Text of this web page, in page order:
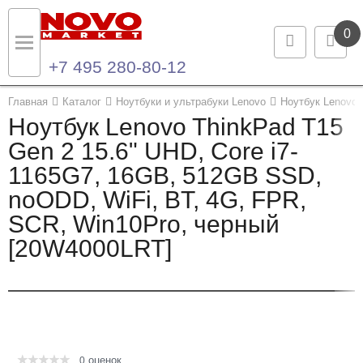
0
+7 495 280-80-12
Главная Каталог Ноутбуки и ультрабуки Lenovo Ноутбук
Ноутбук Lenovo ThinkPad T15
Gen 2 15.6" UHD, Core i7-
1165G7, 16GB, 512GB SSD,
noODD, WiFi, BT, 4G, FPR,
SCR, Win10Pro, черный
[20W4000LRT]
0 оценок
Назад
Каталог продукции
Ноутбуки и ультрабуки
Компьютеры
Моноблоки
Назад
Контакты
Контактная информация